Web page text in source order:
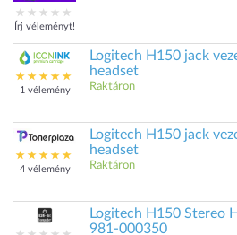
Írj véleményt!
1 vélemény
Logitech H150 jack
headset
Raktáron
4 vélemény
Logitech H150 jack
headset
Raktáron
Logitech H150 Stereo
981-000350